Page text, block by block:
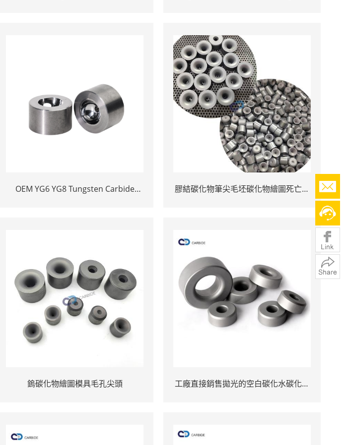
OEM YG6 YG8 Tungsten Carbide
膠結碳化物筆尖毛坯碳化物繪圖死亡用
鎢碳化物繪圖模具毛孔尖頭
工廠直接銷售拋光的空白碳化水碳化水